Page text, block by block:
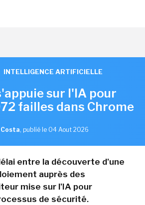
INTELLIGENCE ARTIFICIELLE
sur l'IA pour
failles dans Chrome
Costa, publié le 04 Aout 2026
entre la découverte d'une
auprès des
mise sur l'IA pour
de sécurité.